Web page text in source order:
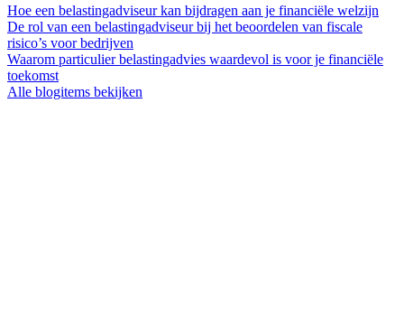
Hoe een belastingadviseur kan bijdragen aan je financiële welzijn
De rol van een belastingadviseur bij het beoordelen van fiscale
risico’s voor bedrijven
Waarom particulier belastingadvies waardevol is voor je financiële
toekomst
Alle blogitems bekijken